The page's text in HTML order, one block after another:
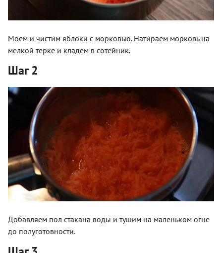
Моем и чистим яблоки с морковью. Натираем морковь на
мелкой терке и кладем в сотейник.
Шаг 2
Добавляем пол стакана воды и тушим на маленьком огне
до полуготовности.